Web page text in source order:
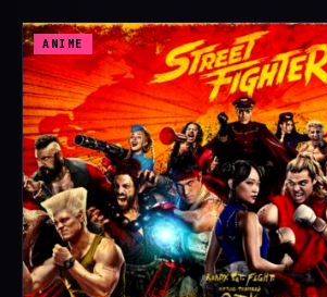
ANIME